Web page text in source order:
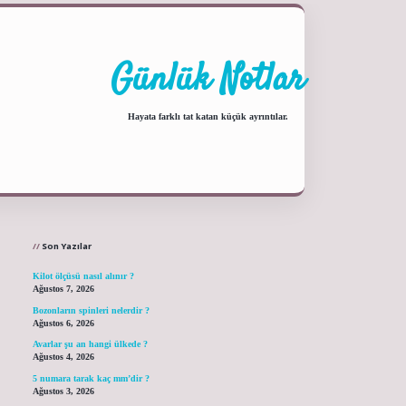
Günlük Notlar
Hayata farklı tat katan küçük ayrıntılar.
Son Yazılar
Kilot ölçüsü nasıl alınır ?
Ağustos 7, 2026
Bozonların spinleri nelerdir ?
Ağustos 6, 2026
Avarlar şu an hangi ülkede ?
Ağustos 4, 2026
5 numara tarak kaç mm’dir ?
Ağustos 3, 2026